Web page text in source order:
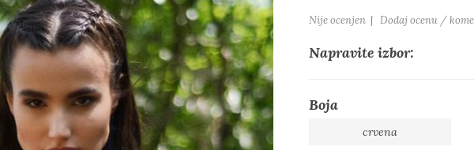
Nije ocenjen | Dodaj ocenu /
Napravite izbor:
Boja
crvena